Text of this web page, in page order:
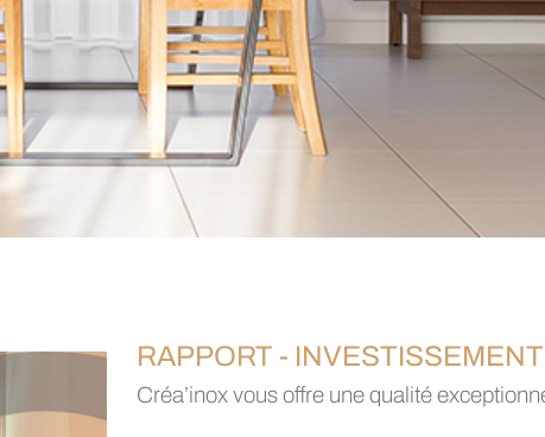
RAPPORT -
Créa’inox vous offre une qualité